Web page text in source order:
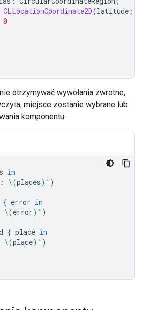
CLLocationCoordinate2D(latitude :
0
otrzymywać wywołania zwrotne,
miejsce zostanie wybrane lub
komponentu.
in
\(places) " )
{ error in
\(error) " )
{ place in
\(place) " )